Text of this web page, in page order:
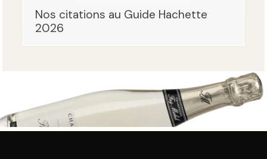
Nos citations au Guide Hachette
2026